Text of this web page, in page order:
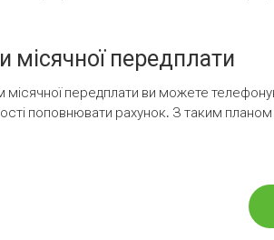
місячної передплати
місячної передплати ви можете
поповнювати рахунок. З таким